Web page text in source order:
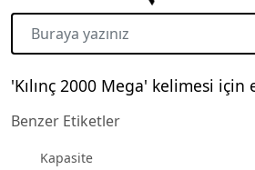
'Kılınç 2000 Mega' kelimesi için
Benzer Etiketler
Kapasite